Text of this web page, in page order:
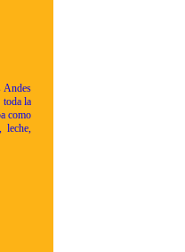
Andes
toda la
como
leche,